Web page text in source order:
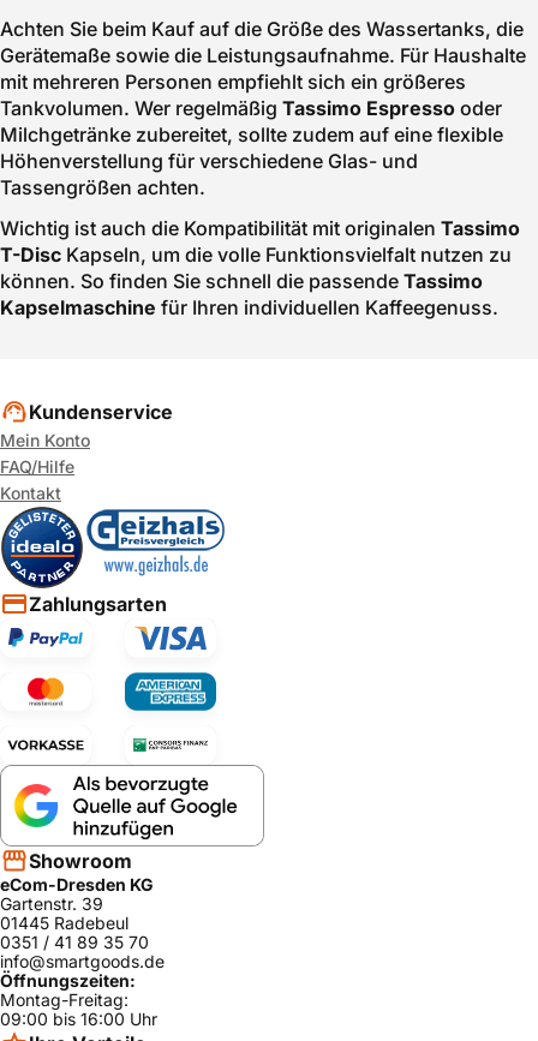
Achten Sie beim Kauf auf die Größe des Wassertanks, die
Gerätemaße sowie die Leistungsaufnahme. Für Haushalte
mit mehreren Personen empfiehlt sich ein größeres
Tankvolumen. Wer regelmäßig Tassimo Espresso oder
Milchgetränke zubereitet, sollte zudem auf eine flexible
Höhenverstellung für verschiedene Glas- und
Tassengrößen achten.
Wichtig ist auch die Kompatibilität mit originalen Tassimo
T-Disc Kapseln, um die volle Funktionsvielfalt nutzen zu
können. So finden Sie schnell die passende Tassimo
Kapselmaschine für Ihren individuellen Kaffeegenuss.
Kundenservice
Mein Konto
FAQ/Hilfe
Kontakt
Zahlungsarten
Showroom
eCom-Dresden KG
Gartenstr. 39
01445 Radebeul
0351 / 41 89 35 70
info@smartgoods.de
Öffnungszeiten:
Montag-Freitag:
09:00 bis 16:00 Uhr